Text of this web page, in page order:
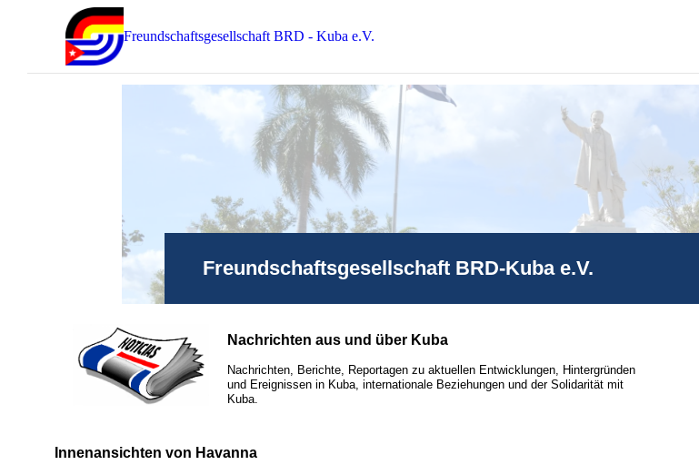
Freundschaftsgesellschaft BRD - Kuba e.V.
Freundschaftsgesellschaft BRD-Kuba e.V.
Nachrichten aus und über Kuba
Nachrichten, Berichte, Reportagen zu aktuellen Entwicklungen, Hintergründen
und Ereignissen in Kuba, internationale Beziehungen und der Solidarität mit
Kuba.
Innenansichten von Havanna